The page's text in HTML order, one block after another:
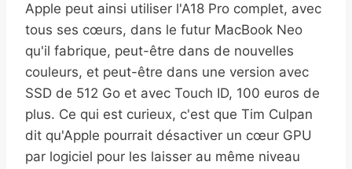
Apple peut ainsi utiliser l'A18 Pro complet, avec
tous ses cœurs, dans le futur MacBook Neo
qu'il fabrique, peut-être dans de nouvelles
couleurs, et peut-être dans une version avec
SSD de 512 Go et avec Touch ID, 100 euros de
plus. Ce qui est curieux, c'est que Tim Culpan
dit qu'Apple pourrait désactiver un cœur GPU
par logiciel pour les laisser au même niveau